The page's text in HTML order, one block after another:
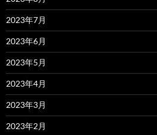
2023年7月
2023年6月
2023年5月
2023年4月
2023年3月
2023年2月